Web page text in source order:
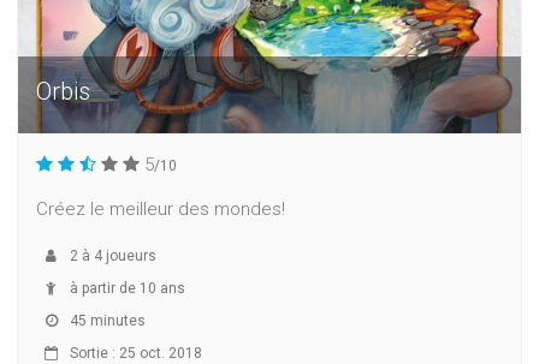
Orbis
5/10
Créez le meilleur des mondes!
2 à 4 joueurs
à partir de 10 ans
45 minutes
Sortie : 25 oct. 2018